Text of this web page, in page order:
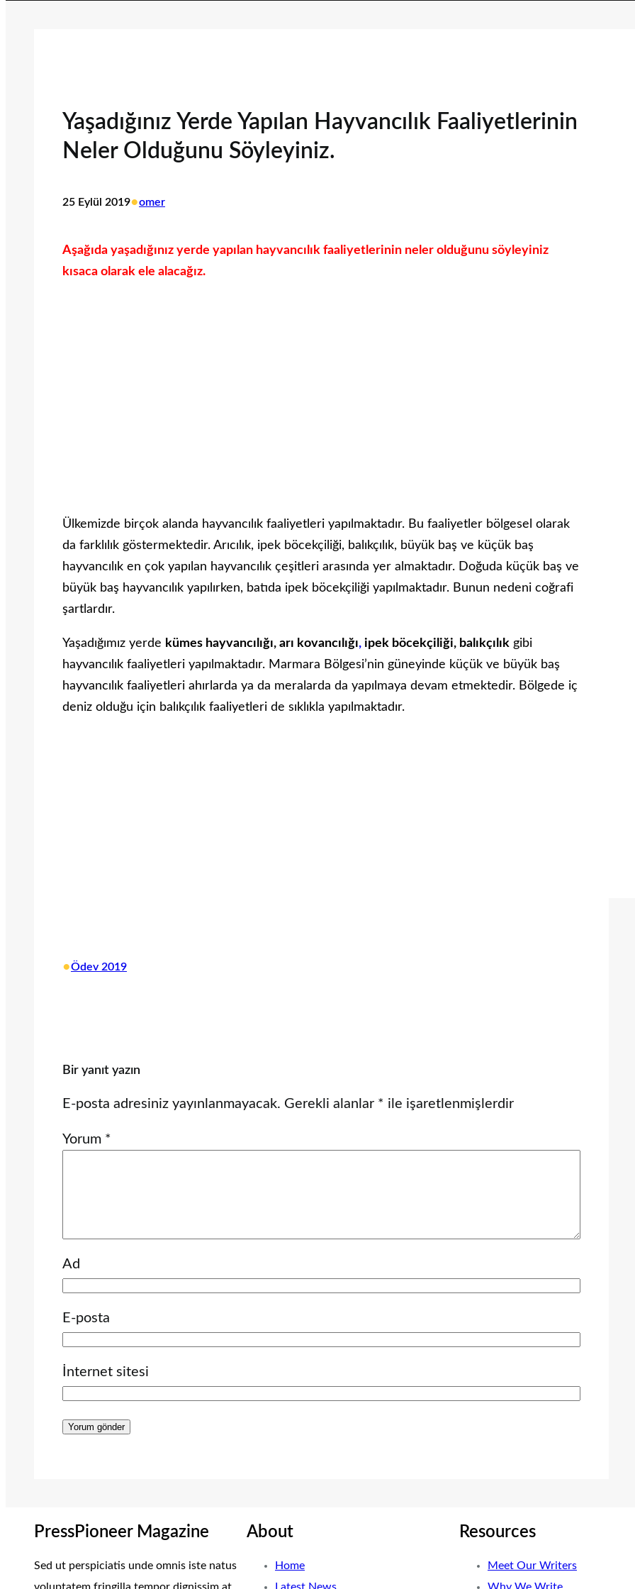
Yaşadığınız Yerde Yapılan Hayvancılık Faaliyetlerinin
Neler Olduğunu Söyleyiniz.
25 Eylül 2019•omer
Aşağıda yaşadığınız yerde yapılan hayvancılık faaliyetlerinin neler olduğunu söyleyiniz
kısaca olarak ele alacağız.
Ülkemizde birçok alanda hayvancılık faaliyetleri yapılmaktadır. Bu faaliyetler bölgesel olarak
da farklılık göstermektedir. Arıcılık, ipek böcekçiliği, balıkçılık, büyük baş ve küçük baş
hayvancılık en çok yapılan hayvancılık çeşitleri arasında yer almaktadır. Doğuda küçük baş ve
büyük baş hayvancılık yapılırken, batıda ipek böcekçiliği yapılmaktadır. Bunun nedeni coğrafi
şartlardır.
Yaşadığımız yerde kümes hayvancılığı, arı kovancılığı, ipek böcekçiliği, balıkçılık gibi
hayvancılık faaliyetleri yapılmaktadır. Marmara Bölgesi’nin güneyinde küçük ve büyük baş
hayvancılık faaliyetleri ahırlarda ya da meralarda da yapılmaya devam etmektedir. Bölgede iç
deniz olduğu için balıkçılık faaliyetleri de sıklıkla yapılmaktadır.
•Ödev 2019
Bir yanıt yazın
E-posta adresiniz yayınlanmayacak. Gerekli alanlar * ile işaretlenmişlerdir
Yorum *
Ad
E-posta
İnternet sitesi
PressPioneer Magazine
Sed ut perspiciatis unde omnis iste natus
About
Home
Resources
Meet Our Writers